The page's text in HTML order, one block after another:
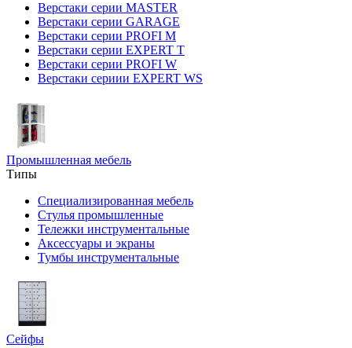
Верстаки серии MASTER
Верстаки серии GARAGE
Верстаки серии PROFI M
Верстаки серии EXPERT T
Верстаки серии PROFI W
Верстаки сериии EXPERT WS
Промышленная мебель
Типы
Специализированная мебель
Стулья промышленные
Тележки инструментальные
Аксессуары и экраны
Тумбы инструментальные
Сейфы